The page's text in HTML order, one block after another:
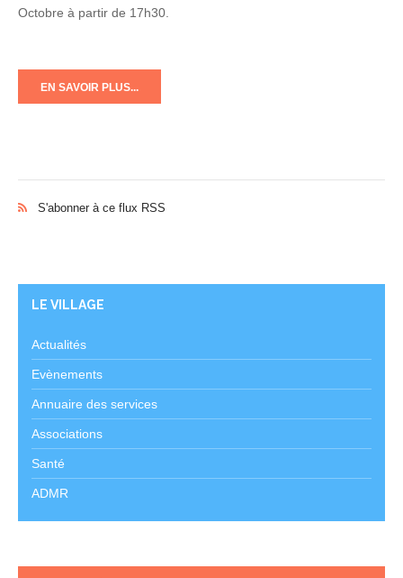
Octobre à partir de 17h30.
EN SAVOIR PLUS...
S'abonner à ce flux RSS
LE VILLAGE
Actualités
Evènements
Annuaire des services
Associations
Santé
ADMR